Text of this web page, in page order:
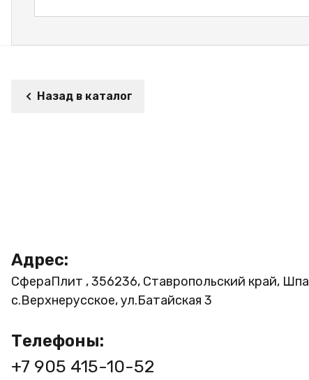
Назад в каталог
Адрес:
СфераПлит , 356236, Ставропольский край,
с.Верхнерусское, ул.Батайская 3
Телефоны:
+7 905 415-10-52